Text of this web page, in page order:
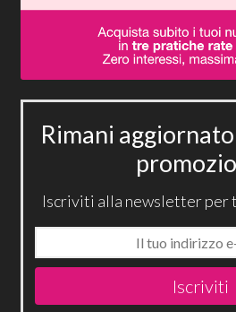
Rimani
Iscriviti alla newsletter per
Iscriviti